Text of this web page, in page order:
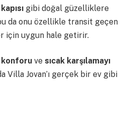
gibi doğal güzelliklere
da onu özellikle transit geçen
için uygun hale getirir.
konforu vesıcak karşılamayı
Villa Jovan’ı gerçek bir ev gibi